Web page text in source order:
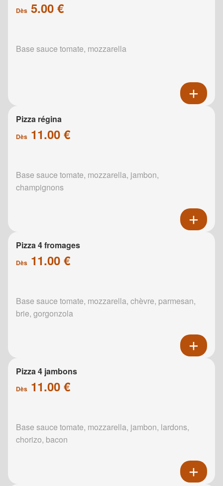
Dès 5.00 €
Base sauce tomate, mozzarella
Pizza régina
Dès 11.00 €
Base sauce tomate, mozzarella, jambon,
champignons
Pizza 4 fromages
Dès 11.00 €
Base sauce tomate, mozzarella, chèvre, parmesan,
brie, gorgonzola
Pizza 4 jambons
Dès 11.00 €
Base sauce tomate, mozzarella, jambon, lardons,
chorizo, bacon